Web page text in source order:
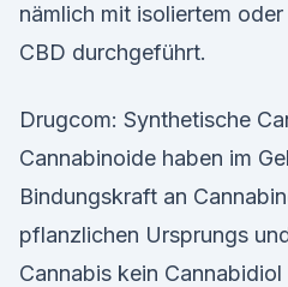
nämlich mit isoliertem
CBD durchgeführt.
Drugcom: Synthetische
Cannabinoide haben im
Bindungskraft an
pflanzlichen Ursprungs
Cannabis kein